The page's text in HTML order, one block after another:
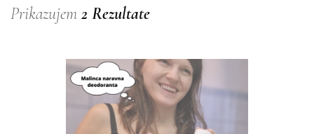
Prikazujem 2 Rezultate